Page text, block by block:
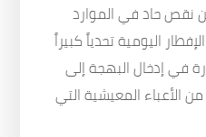
نقص حاد في الموارد
اليومية تحدياً كبيراً
في إدخال البهجة إلى
الأعباء المعيشية التي